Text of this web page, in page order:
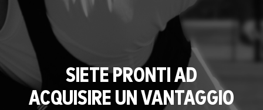
SIETE PRONTI AD
ACQUISIRE UN VANTAGGIO